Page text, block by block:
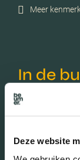
Deze website
Meer
In de